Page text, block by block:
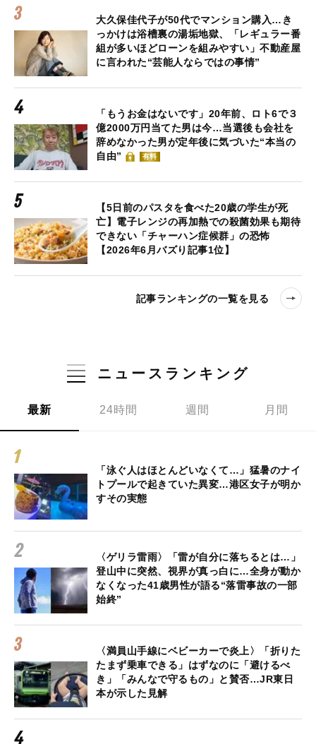
大久保佳代子が50代でマンション購入…き
っかけは浴槽裏の湯垢地獄、「レギュラー番
組が多いほどローンを組みやすい」不動産屋
に言われた“芸能人ならではの事情”
「もうお金はないです」20年前、ロト6で３
億2000万円当てた男は今…当選後も会社を
辞めなかった男が定年後に気づいた“本当の
自由”
有料
【5日前のパスタを食べた20歳の学生が死
亡】電子レンジの再加熱での殺菌効果も期待
できない「チャーハン症候群」の恐怖
【2026年6月バズり記事1位】
記事ランキングの一覧を見る
ニュースランキング
最新 24時間 週間 月間
「泳ぐ人はほとんどいなくて…」猛暑のナイ
トプールで起きていた異変…港区女子が明か
すその実態
〈ゲリラ雷雨〉「雷が自分に落ちるとは…」
登山中に突然、視界が真っ白に…全身が動か
なくなった41歳男性が語る“落雷事故の一部
始終”
〈満員山手線にベビーカーで炎上〉「折りた
たまず乗車できる」はずなのに「避けるべ
き」「みんなで守るもの」と賛否…JR東日
本が示した見解